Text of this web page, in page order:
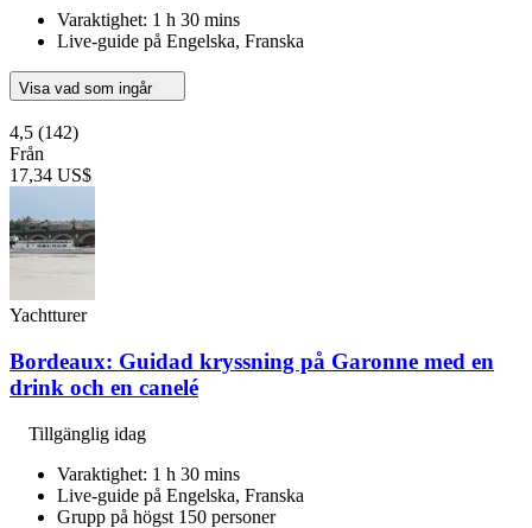
Varaktighet: 1 h 30 mins
Live-guide på Engelska, Franska
Visa vad som ingår
4,5 (142)
Från
17,34 US$
Yachtturer
Bordeaux: Guidad kryssning på Garonne med en
drink och en canelé
Tillgänglig idag
Varaktighet: 1 h 30 mins
Live-guide på Engelska, Franska
Grupp på högst 150 personer